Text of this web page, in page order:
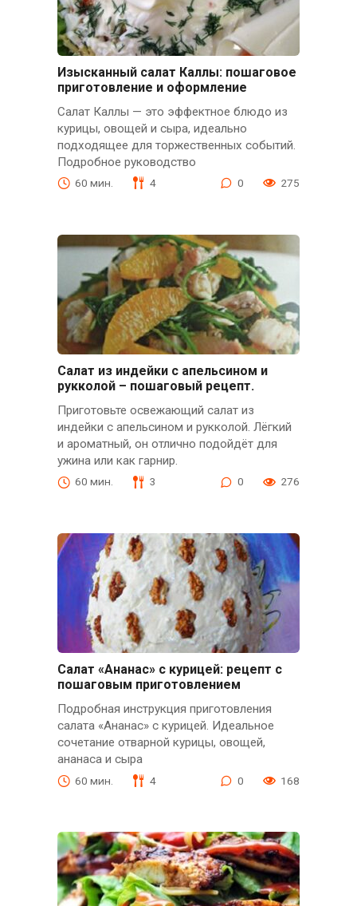
Изысканный салат Каллы: пошаговое
приготовление и оформление
Салат Каллы — это эффектное блюдо из
курицы, овощей и сыра, идеально
подходящее для торжественных событий.
Подробное руководство
60 мин. 4 0 275
Салат из индейки с апельсином и
рукколой – пошаговый рецепт.
Приготовьте освежающий салат из
индейки с апельсином и рукколой. Лёгкий
и ароматный, он отлично подойдёт для
ужина или как гарнир.
60 мин. 3 0 276
Салат «Ананас» с курицей: рецепт с
пошаговым приготовлением
Подробная инструкция приготовления
салата «Ананас» с курицей. Идеальное
сочетание отварной курицы, овощей,
ананаса и сыра
60 мин. 4 0 168